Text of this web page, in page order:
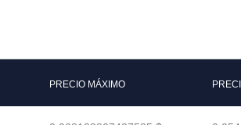
PRECIO MÁXIMO